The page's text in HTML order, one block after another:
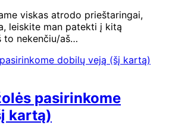
viskas atrodo prieštaringai,
leiskite man patekti į kitą
to nekenčiu/aš…
pasirinkome
kartą)